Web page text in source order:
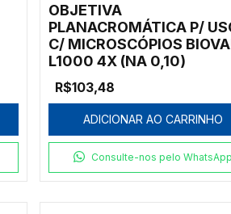
OBJETIVA
PLANACROMÁTICA P/
C/ MICROSCÓPIOS
L1000 4X (NA 0,10)
R$103,48
ADICIONAR AO CARRINHO
Consulte-nos pelo WhatsApp